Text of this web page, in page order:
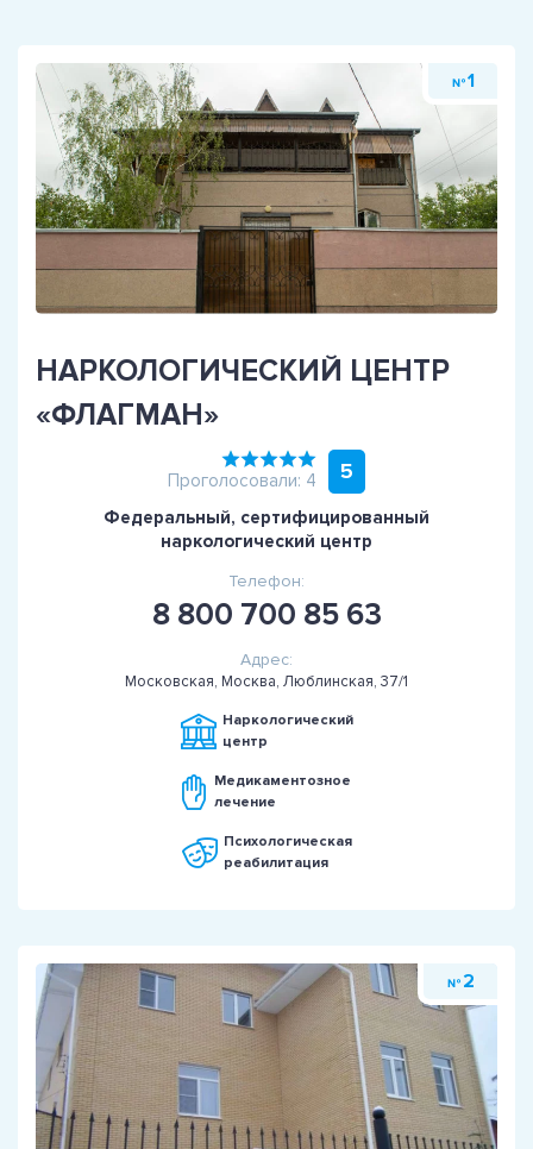
№ 1
НАРКОЛОГИЧЕСКИЙ ЦЕНТР
«ФЛАГМАН»
Проголосовали: 4 5
Федеральный, сертифицированный
наркологический центр
Телефон:
8 800 700 85 63
Адрес:
Московская, Москва, Люблинская, 37/1
Наркологический
центр
Медикаментозное
лечение
Психологическая
реабилитация
№ 2